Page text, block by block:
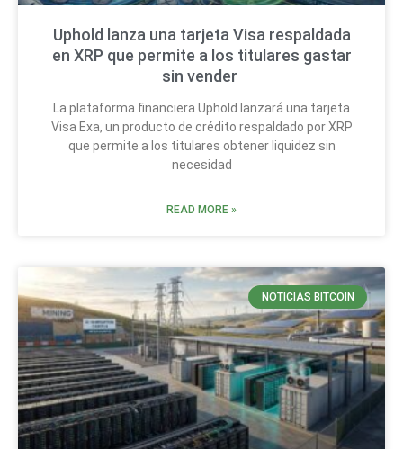
Uphold lanza una tarjeta Visa respaldada
en XRP que permite a los titulares gastar
sin vender
La plataforma financiera Uphold lanzará una tarjeta
Visa Exa, un producto de crédito respaldado por XRP
que permite a los titulares obtener liquidez sin
necesidad
READ MORE »
NOTICIAS BITCOIN